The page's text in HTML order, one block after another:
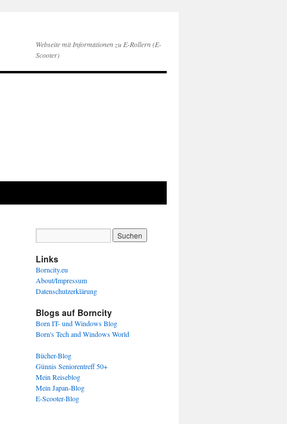
Webseite mit Informationen zu E-Rollern (E-
Scooter)
Links
Borncity.eu
About/Impressum
Datenschutzerklärung
Blogs auf Borncity
Born IT- und Windows Blog
Born's Tech and Windows World
Bücher-Blog
Günnis Seniorentreff 50+
Mein Reiseblog
Mein Japan-Blog
E-Scooter-Blog